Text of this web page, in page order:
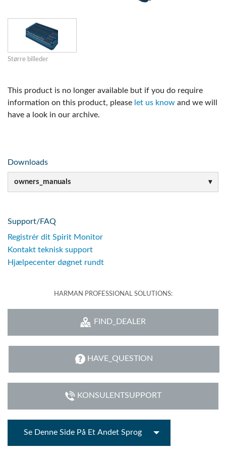
Større billeder
This product is no longer available but if you do require
information on this product, please let us know and we will
have a look in our archive.
Downloads
owners_manuals
Support/FAQ
Registrér dit Spirit Monitor
Kontakt teknisk support
Hjælpecenter døgnet rundt
HARMAN PROFESSIONAL SOLUTIONS:
FIND_DEALER
HAVE_QUESTION
KONSULENTSUPPORT
Se Denne Side På Et Andet Sprog